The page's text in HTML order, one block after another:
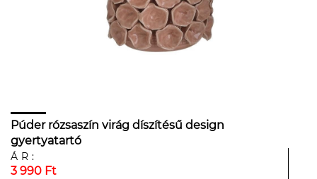
Púder rózsaszín virág díszítésű design
gyertyatartó
ÁR:
3 990 Ft